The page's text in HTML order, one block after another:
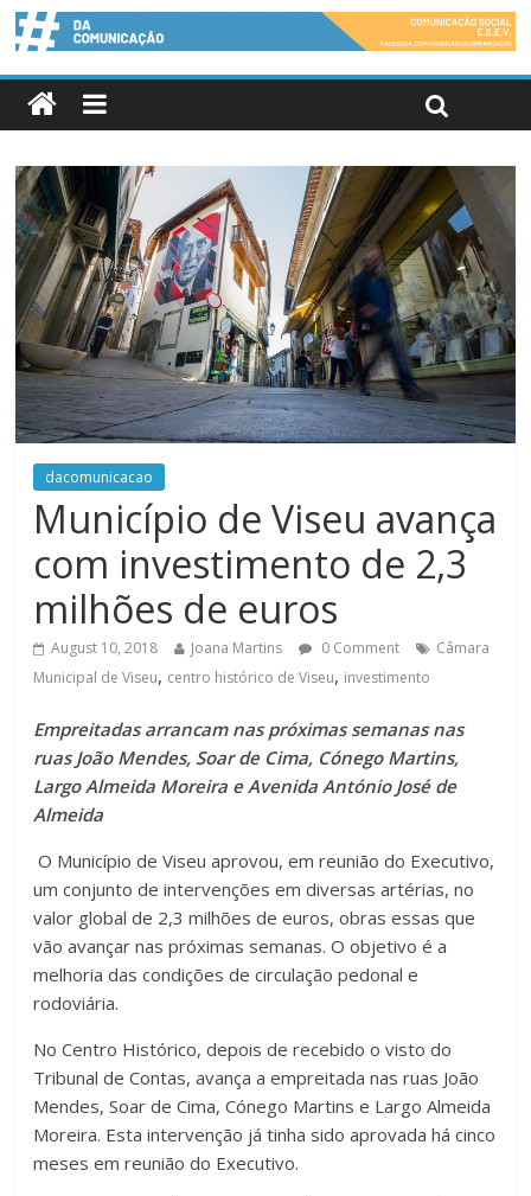
dacomunicacao
Município de Viseu avança
com investimento de 2,3
milhões de euros
August 10, 2018 Joana Martins 0 Comment
Câmara
Municipal de Viseu, centro histórico de Viseu, investimento
Empreitadas arrancam nas próximas semanas nas
ruas João Mendes, Soar de Cima, Cónego Martins,
Largo Almeida Moreira e Avenida António José de
Almeida
O Município de Viseu aprovou, em reunião do Executivo,
um conjunto de intervenções em diversas artérias, no
valor global de 2,3 milhões de euros, obras essas que
vão avançar nas próximas semanas. O objetivo é a
melhoria das condições de circulação pedonal e
rodoviária.
No Centro Histórico, depois de recebido o visto do
Tribunal de Contas, avança a empreitada nas ruas João
Mendes, Soar de Cima, Cónego Martins e Largo Almeida
Moreira. Esta intervenção já tinha sido aprovada há cinco
meses em reunião do Executivo.